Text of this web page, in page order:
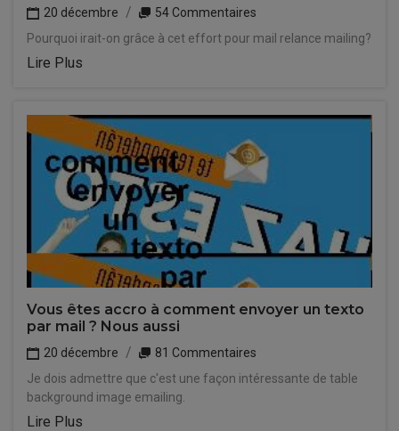
20 décembre
54 Commentaires
Pourquoi irait-on grâce à cet effort pour mail relance mailing?
Lire Plus
Vous êtes accro à comment envoyer un texto
par mail ? Nous aussi
20 décembre
81 Commentaires
Je dois admettre que c'est une façon intéressante de table
background image emailing.
Lire Plus